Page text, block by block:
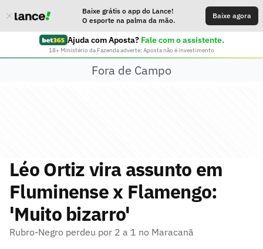
Baixe grátis o app do Lance!
O esporte na palma da mão.
Baixe agora
Ajuda com Aposta? Fale com o assistente.
18+ Ministério da Fazenda adverte: Aposta não é investimento
Fora de Campo
Léo Ortiz vira assunto em
Fluminense x Flamengo:
'Muito bizarro'
Rubro-Negro perdeu por 2 a 1 no Maracanã